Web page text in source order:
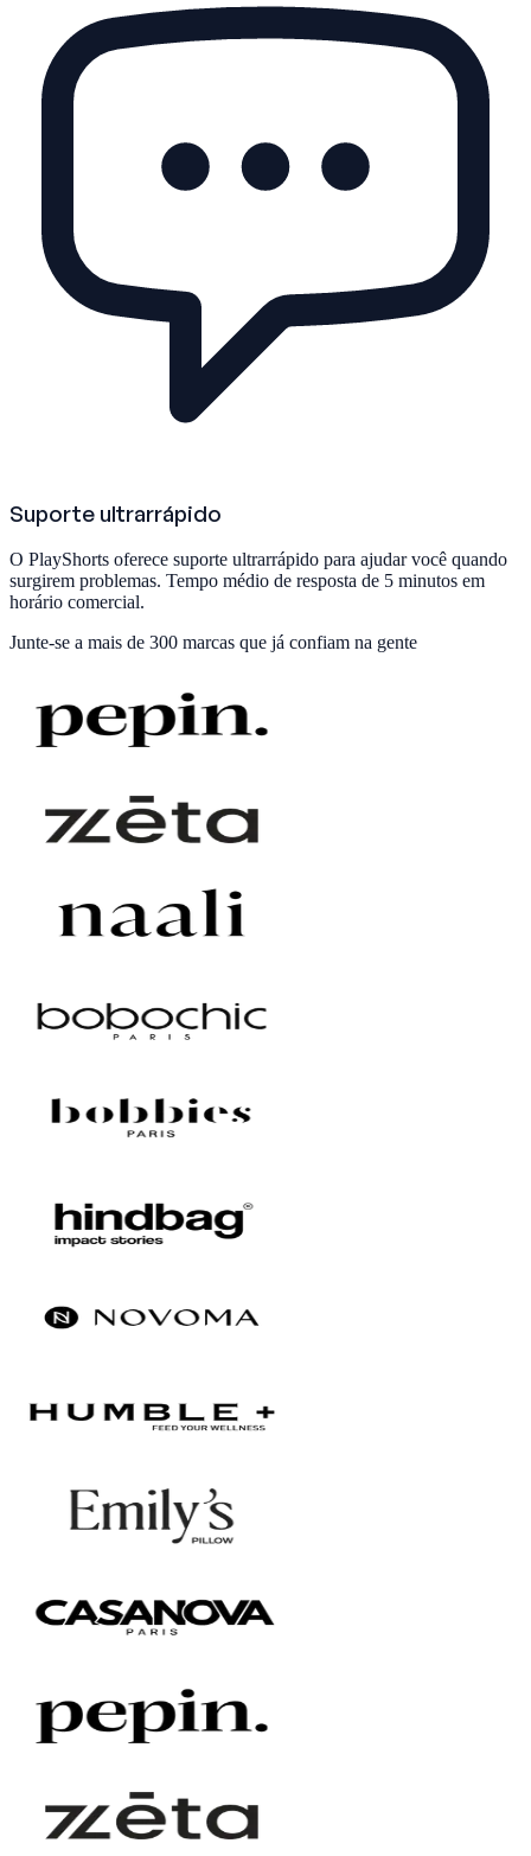
Suporte ultrarrápido
O PlayShorts oferece suporte ultrarrápido para ajudar você quando
surgirem problemas. Tempo médio de resposta de 5 minutos em
horário comercial.
Junte-se a mais de 300 marcas que já confiam na gente